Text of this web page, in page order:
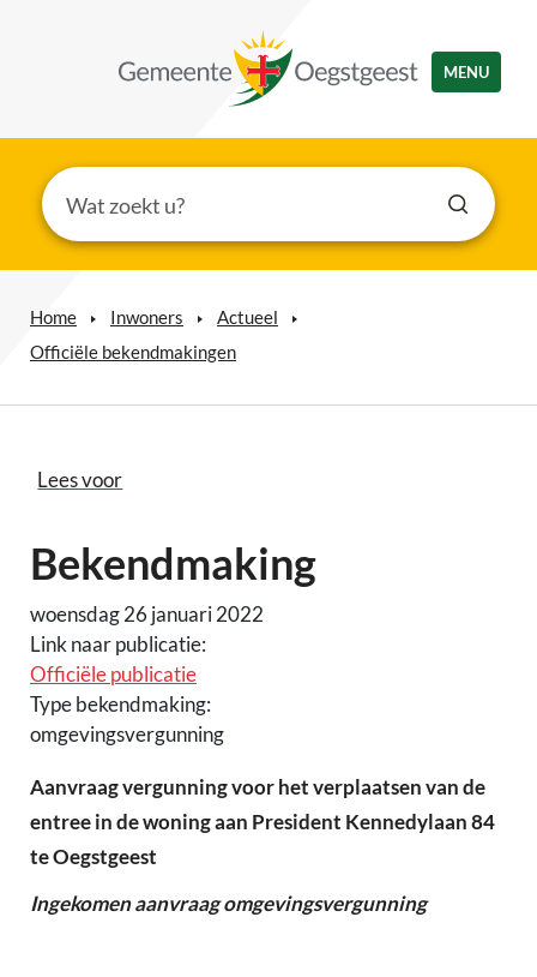
MENU
Home Inwoners
Actueel
Officiële bekendmakingen
Lees voor
Bekendmaking
woensdag 26 januari 2022
Link naar publicatie:
Officiële publicatie
Type bekendmaking:
omgevingsvergunning
Aanvraag vergunning voor het verplaatsen van de
entree in de woning aan President Kennedylaan 84
te Oegstgeest
Ingekomen aanvraag omgevingsvergunning